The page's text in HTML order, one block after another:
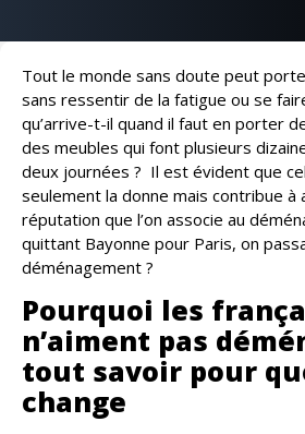
Tout le monde sans doute peut
sans ressentir de la fatigue ou se
qu’arrive-t-il quand il faut en porter
des meubles qui font plusieurs
deux journées ? Il est évident que
seulement la donne mais contribue à
réputation que l’on associe au
quittant Bayonne pour Paris, on
déménagement ?
Pourquoi les
n’aiment pas
tout savoir pour
change